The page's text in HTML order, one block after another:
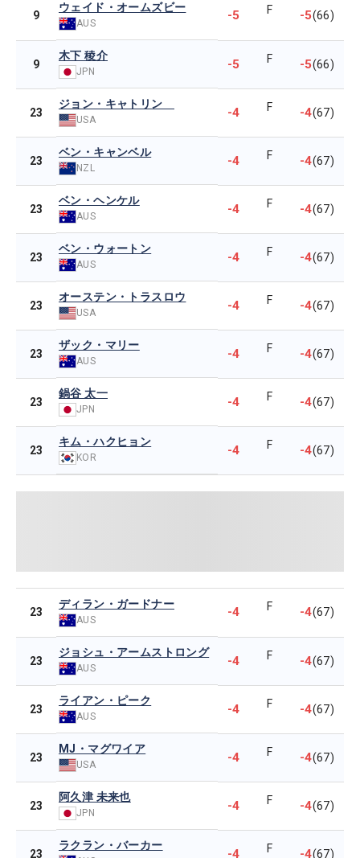
9
ウェイド・オームズビー
AUS
-5 F -5(66)
9
木下 稜介
JPN -5 F -5(66)
23
ジョン・キャトリン
USA -4 F -4(67)
23
ベン・キャンベル
NZL -4 F -4(67)
23
ベン・ヘンケル
AUS -4 F -4(67)
23
ベン・ウォートン
AUS -4 F -4(67)
23
オーステン・トラスロウ
USA -4 F -4(67)
23
ザック・マリー
AUS -4 F -4(67)
23
鍋谷 太一
JPN -4 F -4(67)
23
キム・ハクヒョン
KOR -4 F -4(67)
23
ディラン・ガードナー
AUS
-4 F -4(67)
23
ジョシュ・アームストロング
AUS -4 F -4(67)
23
ライアン・ピーク
AUS -4 F -4(67)
23
MJ・マグワイア
USA -4 F -4(67)
23
阿久津 未来也
JPN -4 F -4(67)
23
ラクラン・バーカー
-4 F -4(67)